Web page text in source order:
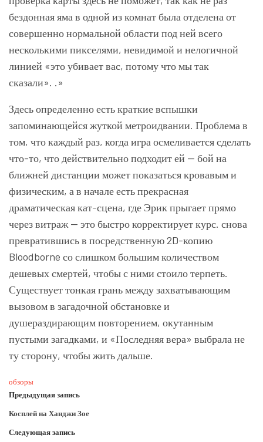
бездонная яма в одной из комнат была отделена от
совершенно нормальной области под ней всего
несколькими пикселями, невидимой и нелогичной
линией «это убивает вас, потому что мы так
сказали». .»
Здесь определенно есть краткие вспышки
запоминающейся жуткой метроидвании. Проблема в
том, что каждый раз, когда игра осмеливается сделать
что-то, что действительно подходит ей — бой на
ближней дистанции может показаться кровавым и
физическим, а в начале есть прекрасная
драматическая кат-сцена, где Эрик прыгает прямо
через витраж — это быстро корректирует курс. снова
превратившись в посредственную 2D-копию
Bloodborne со слишком большим количеством
дешевых смертей, чтобы с ними стоило терпеть.
Существует тонкая грань между захватывающим
вызовом в загадочной обстановке и
душераздирающим повторением, окутанным
пустыми загадками, и «Последняя вера» выбрала не
ту сторону, чтобы жить дальше.
обзоры
Предыдущая запись
Косплей на Ханджи Зое
Следующая запись